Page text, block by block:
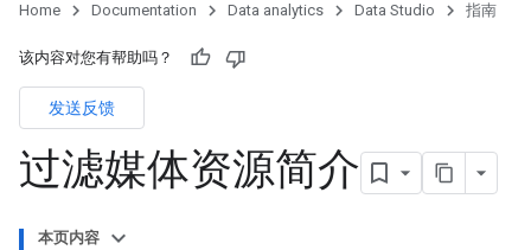
Home Documentation Data analytics Data Studio 指南
该内容对您有帮助吗？
发送反馈
过滤媒体资源简介
本页内容